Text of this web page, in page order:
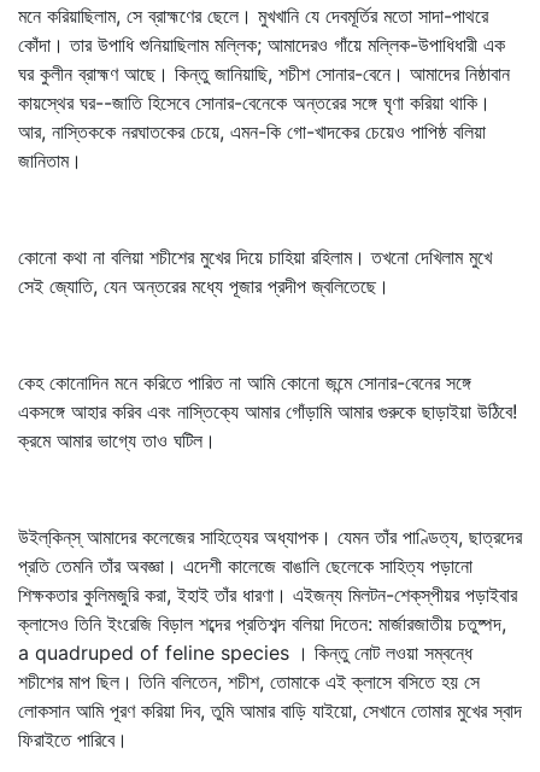
মনে করিয়াছিলাম, সে ব্রাহ্মণের ছেলে। মুখখানি যে দেবমূর্তির মতো সাদা-পাথরে
কোঁদা। তার উপাধি শুনিয়াছিলাম মল্লিক; আমাদেরও গাঁয়ে মল্লিক-উপাধিধারী এক
ঘর কুলীন ব্রাহ্মণ আছে। কিন্তু জানিয়াছি, শচীশ সোনার-বেনে। আমাদের নিষ্ঠাবান
কায়স্থের ঘর--জাতি হিসেবে সোনার-বেনেকে অন্তরের সঙ্গে ঘৃণা করিয়া থাকি।
আর, নাস্তিককে নরঘাতকের চেয়ে, এমন-কি গো-খাদকের চেয়েও পাপিষ্ঠ বলিয়া
জানিতাম।
কোনো কথা না বলিয়া শচীশের মুখের দিয়ে চাহিয়া রহিলাম। তখনো দেখিলাম মুখে
সেই জ্যোতি, যেন অন্তরের মধ্যে পূজার প্রদীপ জ্বলিতেছে।
কেহ কোনোদিন মনে করিতে পারিত না আমি কোনো জন্মে সোনার-বেনের সঙ্গে
একসঙ্গে আহার করিব এবং নাস্তিক্যে আমার গোঁড়ামি আমার গুরুকে ছাড়াইয়া উঠিবে!
ক্রমে আমার ভাগ্যে তাও ঘটিল।
উইল্‌কিন্‌স্‌ আমাদের কলেজের সাহিত্যের অধ্যাপক। যেমন তাঁর পাণ্ডিত্য, ছাত্রদের
প্রতি তেমনি তাঁর অবজ্ঞা। এদেশী কালেজে বাঙালি ছেলেকে সাহিত্য পড়ানো
শিক্ষকতার কুলিমজুরি করা, ইহাই তাঁর ধারণা। এইজন্য মিলটন-শেক্‌স্‌পীয়র পড়াইবার
ক্লাসেও তিনি ইংরেজি বিড়াল শব্দের প্রতিশব্দ বলিয়া দিতেন: মার্জারজাতীয় চতুষ্পদ,
a quadruped of feline species । কিন্তু নোট লওয়া সম্বন্ধে
শচীশের মাপ ছিল। তিনি বলিতেন, শচীশ, তোমাকে এই ক্লাসে বসিতে হয় সে
লোকসান আমি পূরণ করিয়া দিব, তুমি আমার বাড়ি যাইয়ো, সেখানে তোমার মুখের স্বাদ
ফিরাইতে পারিবে।